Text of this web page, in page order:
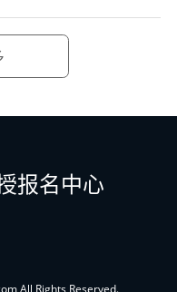
、免冠、无妆，衣
录取。
报名中心
All Rights Reserved.